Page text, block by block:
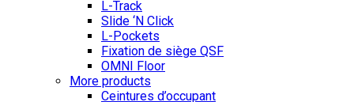
L-Track
Slide ‘N Click
L-Pockets
Fixation de siège QSF
OMNI Floor
More products
Ceintures d’occupant